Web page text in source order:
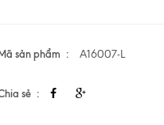
sản phẩm A16007-L
sẻ